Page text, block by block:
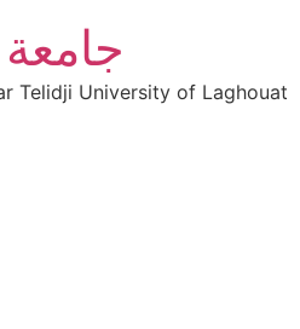
Telidji University of Laghouat